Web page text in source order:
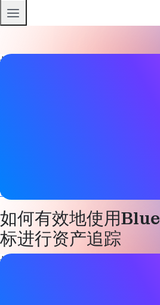
博客文章详情
www.wiliot.com
如何有效地使用
标进行资产追踪
博客文章详情